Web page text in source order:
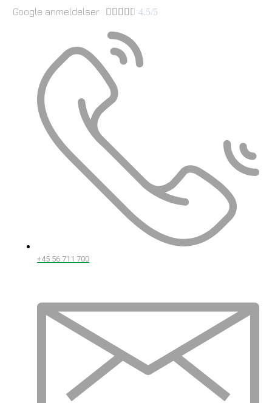
Google anmeldelser      4.5/5
+45 56 711 700